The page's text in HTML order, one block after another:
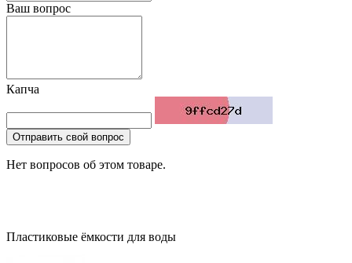
Ваш вопрос
Капча
Отправить свой вопрос
Нет вопросов об этом товаре.
Пластиковые ёмкости для воды